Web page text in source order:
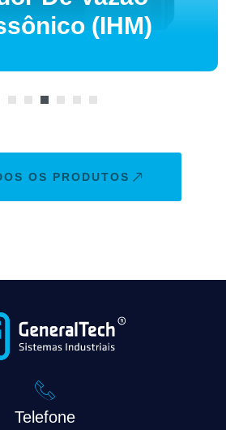
(IHM)
OS PRODUTOS
Telefone